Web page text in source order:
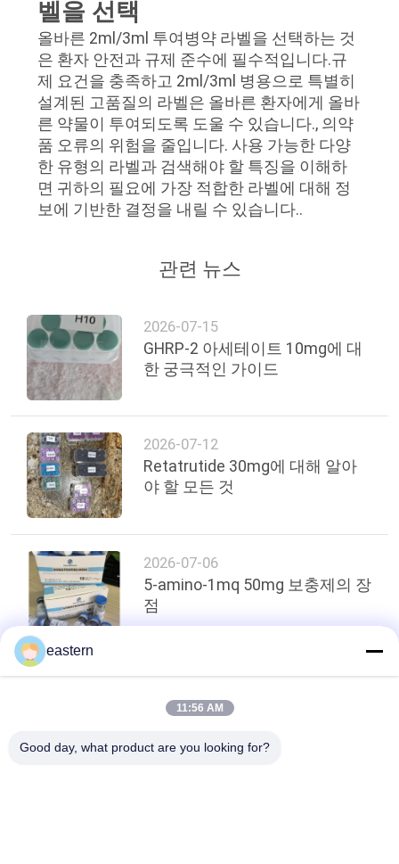
벨을 선택
올바른 2ml/3ml 투여병약 라벨을 선택하는 것
은 환자 안전과 규제 준수에 필수적입니다.규
제 요건을 충족하고 2ml/3ml 병용으로 특별히
설계된 고품질의 라벨은 올바른 환자에게 올바
른 약물이 투여되도록 도울 수 있습니다., 의약
품 오류의 위험을 줄입니다. 사용 가능한 다양
한 유형의 라벨과 검색해야 할 특징을 이해하
면 귀하의 필요에 가장 적합한 라벨에 대해 정
보에 기반한 결정을 내릴 수 있습니다..
관련 뉴스
2026-07-15
GHRP-2 아세테이트 10mg에 대
한 궁극적인 가이드
2026-07-12
Retatrutide 30mg에 대해 알아
야 할 모든 것
2026-07-06
5-amino-1mq 50mg 보충제의 장
점
상단
eastern
11:56 AM
Good day, what product are you looking for?